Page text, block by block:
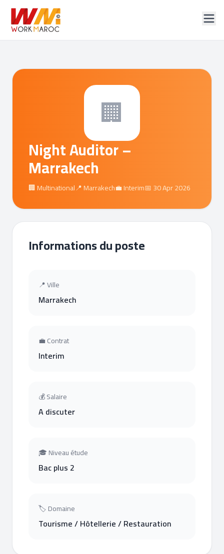
🏢
Night Auditor –
Marrakech
🏢 Multinational📍 Marrakech💼 Interim📅 30 Apr 2026
Informations du poste
📍 Ville
Marrakech
💼 Contrat
Interim
💰 Salaire
A discuter
🎓 Niveau étude
Bac plus 2
🏷 Domaine
Tourisme / Hôtellerie / Restauration